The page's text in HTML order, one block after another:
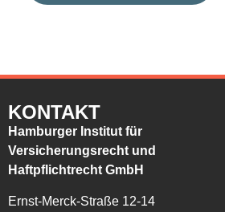
KONTAKT
Hamburger Institut für
Versicherungsrecht und
Haftpflichtrecht GmbH
Ernst-Merck-Straße 12-14